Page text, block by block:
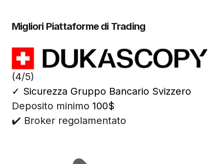
Migliori Piattaforme di Trading
(4/5)
✓ Sicurezza Gruppo Bancario Svizzero
Deposito minimo 100$
✔️ Broker regolamentato